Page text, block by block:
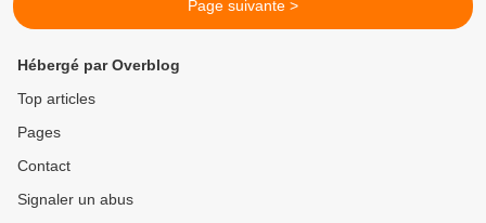
Page suivante >
Hébergé par Overblog
Top articles
Pages
Contact
Signaler un abus